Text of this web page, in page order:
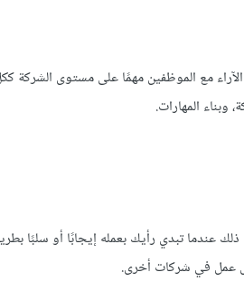
مع الموظفين مهمًا على مستوى الشركة
وبناء المهارات.
عندما تبدي رأيك بعمله إيجابًا أو سلبًا
عمل في شركات أخرى.